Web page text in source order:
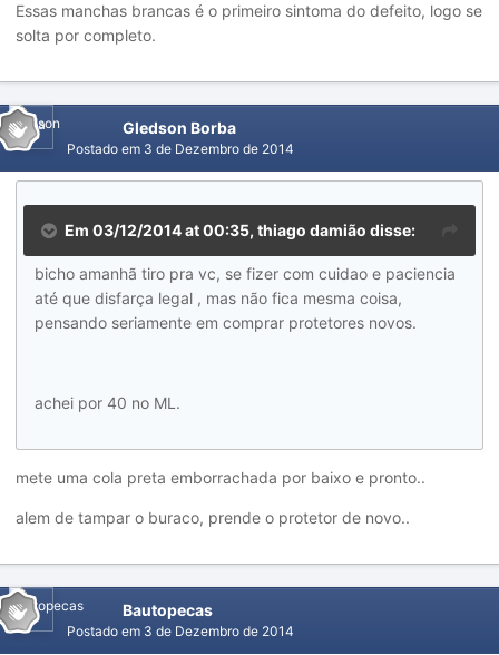
Essas manchas brancas é o primeiro sintoma do defeito, logo se
solta por completo.
Gledson Borba
Postado em 3 de Dezembro de 2014
Em 03/12/2014 at 00:35, thiago damião disse:
bicho amanhã tiro pra vc, se fizer com cuidao e paciencia
até que disfarça legal , mas não fica mesma coisa,
pensando seriamente em comprar protetores novos.
achei por 40 no ML.
mete uma cola preta emborrachada por baixo e pronto..
alem de tampar o buraco, prende o protetor de novo..
Bautopecas
Postado em 3 de Dezembro de 2014